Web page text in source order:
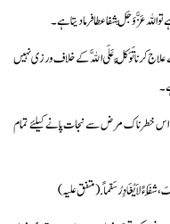
اللہ عَزَّ وَجَلَّ شفاعطافرمادیتا ہے۔
علاج کرنا تَوَكَّلْ عَلَى اللَّه کے خلاف ورزی نہیں
اس خطرناک مرض سے نجات پانے کیلئے تمام
لاَ يُغَادِرُ سَقماً. (متفق علیہ)